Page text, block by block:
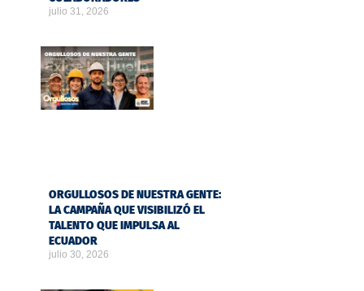
julio 31, 2026
ORGULLOSOS DE NUESTRA GENTE:
LA CAMPAÑA QUE VISIBILIZÓ EL
TALENTO QUE IMPULSA AL
ECUADOR
julio 30, 2026